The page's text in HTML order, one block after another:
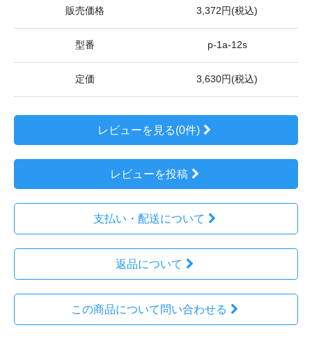
販売価格 3,372円(税込)
型番 p-1a-12s
定価 3,630円(税込)
レビューを見る(0件)
レビューを投稿
支払い・配送について
返品について
この商品について問い合わせる